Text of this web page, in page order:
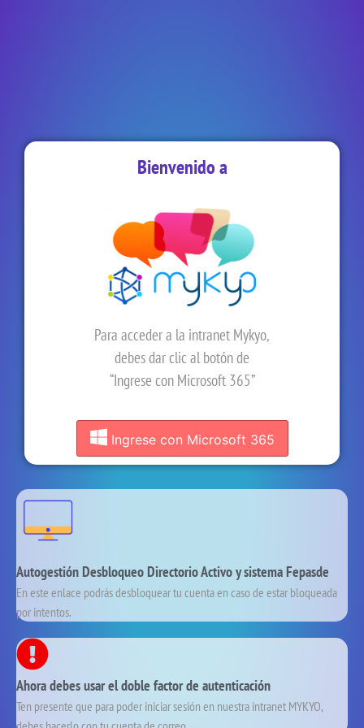
Bienvenido a
Para acceder a la intranet Mykyo,
debes dar clic al botón de
“Ingrese con Microsoft 365”
Ingrese con Microsoft 365
Autogestión Desbloqueo Directorio Activo y sistema Fepasde
En este enlace podrás desbloquear tu cuenta en caso de estar bloqueada
por intentos.
Ahora debes usar el doble factor de autenticación
Ten presente que para poder iniciar sesión en nuestra intranet MYKYO,